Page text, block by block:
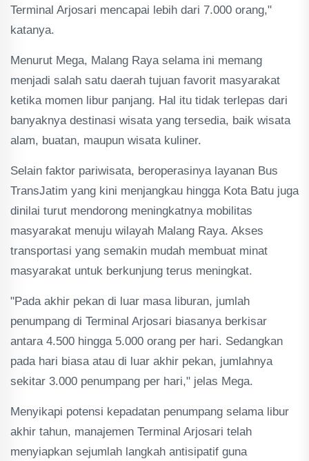
Terminal Arjosari mencapai lebih dari 7.000 orang,"
katanya.
Menurut Mega, Malang Raya selama ini memang
menjadi salah satu daerah tujuan favorit masyarakat
ketika momen libur panjang. Hal itu tidak terlepas dari
banyaknya destinasi wisata yang tersedia, baik wisata
alam, buatan, maupun wisata kuliner.
Selain faktor pariwisata, beroperasinya layanan Bus
TransJatim yang kini menjangkau hingga Kota Batu juga
dinilai turut mendorong meningkatnya mobilitas
masyarakat menuju wilayah Malang Raya. Akses
transportasi yang semakin mudah membuat minat
masyarakat untuk berkunjung terus meningkat.
"Pada akhir pekan di luar masa liburan, jumlah
penumpang di Terminal Arjosari biasanya berkisar
antara 4.500 hingga 5.000 orang per hari. Sedangkan
pada hari biasa atau di luar akhir pekan, jumlahnya
sekitar 3.000 penumpang per hari," jelas Mega.
Menyikapi potensi kepadatan penumpang selama libur
akhir tahun, manajemen Terminal Arjosari telah
menyiapkan sejumlah langkah antisipatif guna